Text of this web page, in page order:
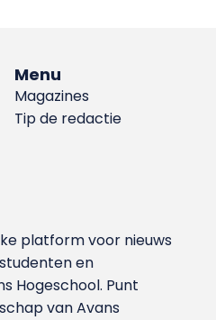
Menu
Magazines
Tip de redactie
platform voor nieuws
en
Hoge­school. Punt
van Avans